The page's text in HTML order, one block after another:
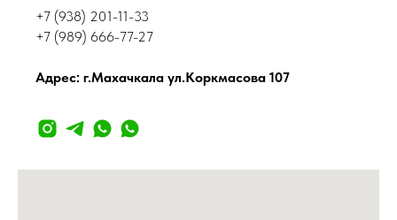
+7 (938) 201-11-33
+7 (989) 666-77-27
Адрес: г.Махачкала ул.Коркмасова 107